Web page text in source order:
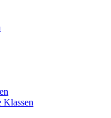
Klassen